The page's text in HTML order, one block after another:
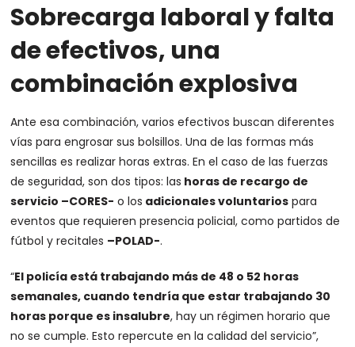
Sobrecarga laboral y falta
de efectivos, una
combinación explosiva
Ante esa combinación, varios efectivos buscan diferentes
vías para engrosar sus bolsillos. Una de las formas más
sencillas es realizar horas extras. En el caso de las fuerzas
de seguridad, son dos tipos: las horas de recargo de
servicio –CORES- o los adicionales voluntarios para
eventos que requieren presencia policial, como partidos de
fútbol y recitales –POLAD-.
“El policía está trabajando más de 48 o 52 horas
semanales, cuando tendría que estar trabajando 30
horas porque es insalubre, hay un régimen horario que
no se cumple. Esto repercute en la calidad del servicio”,